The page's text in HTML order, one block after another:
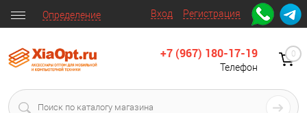
Вход Регистрация
Определение
+7 (967) 180-17-19
Телефон
0